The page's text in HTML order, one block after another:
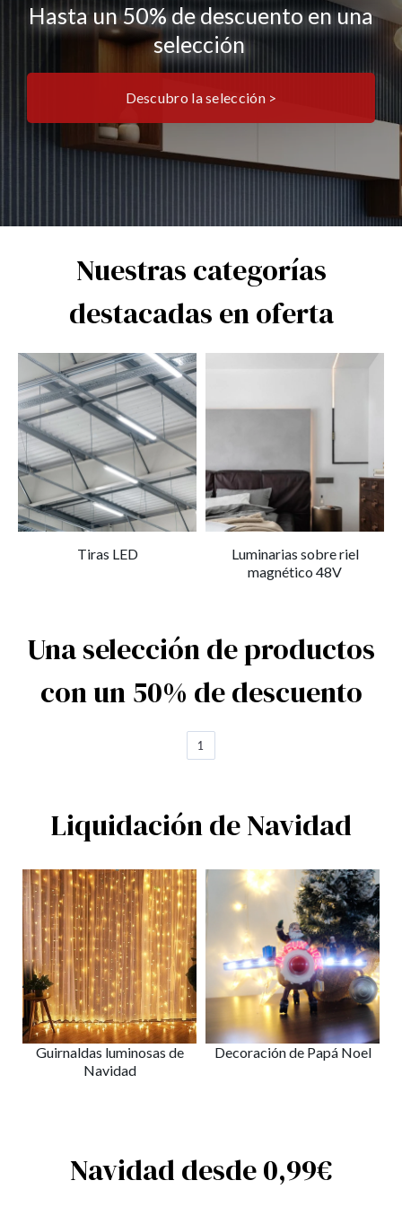
Hasta un 50% de descuento en una
selección
Descubro la selección >
Nuestras categorías
destacadas en oferta
Tiras LED
Luminarias sobre riel
magnético 48V
Una selección de productos
con un 50% de descuento
1
Liquidación de Navidad
Guirnaldas luminosas de
Navidad
Decoración de Papá Noel
Navidad desde 0,99€